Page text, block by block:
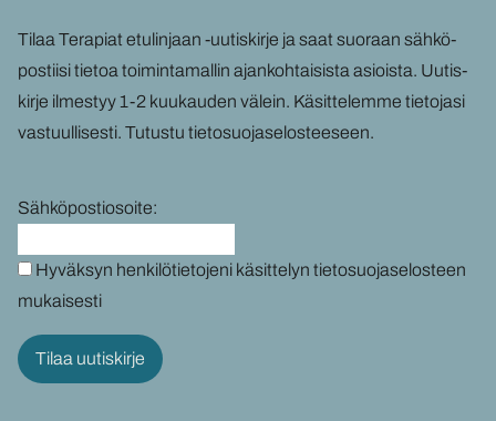
Tilaa Te­ra­piat etu­lin­jaan -​uutiskirje ja saat suo­raan säh­kö­
pos­tii­si tie­toa toi­min­ta­mal­lin ajan­koh­tai­sis­ta asiois­ta. Uu­tis­
kir­je il­mes­tyy 1-2 kuu­kau­den vä­lein. Kä­sit­te­lem­me tie­to­ja­si
vas­tuul­li­ses­ti. Tu­tus­tu tie­to­suo­ja­se­los­tee­seen.
Sähköpostiosoite:
Hyväksyn henkilötietojeni käsittelyn tietosuojaselosteen
mukaisesti